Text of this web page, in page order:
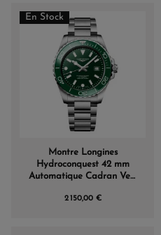
En Stock
Montre Longines
Hydroconquest 42 mm
Automatique Cadran Vert
2 150,00 €